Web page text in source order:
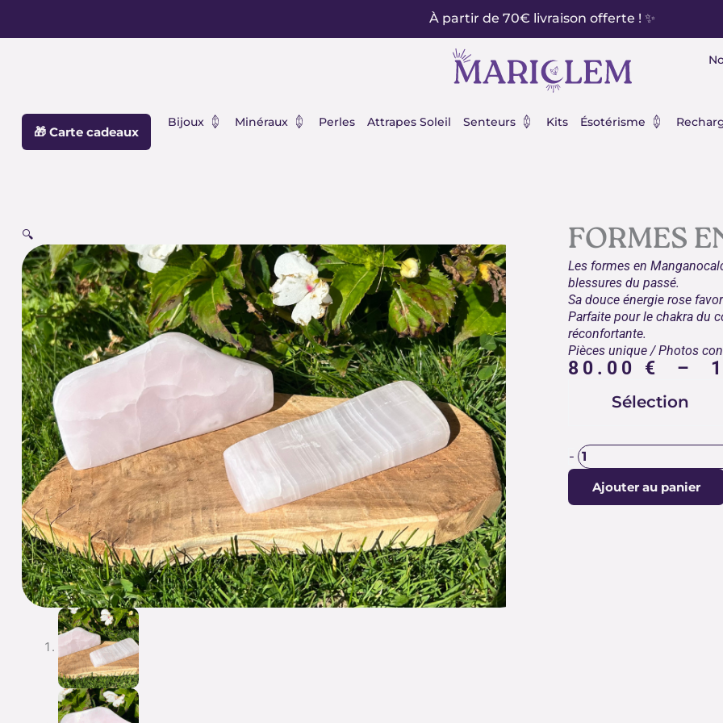
À partir de 70€ livraison offerte ! ✨
🎁 Carte cadeaux
Bijoux Ouvrir Bijoux
Minéraux Ouvrir Minéraux
Perles Attrapes Soleil Senteurs Ouvrir Senteurs
Kits Ésotérisme Ouvrir
🔍 FORMES
Les formes en
blessures du passé.
Sa douce énergie rose
Parfaite pour le chakra du
réconfortante.
Pièces unique / Photos
80.00 € –
Sélection
-
EN
MANGANOCALCITE
Ajouter au panier